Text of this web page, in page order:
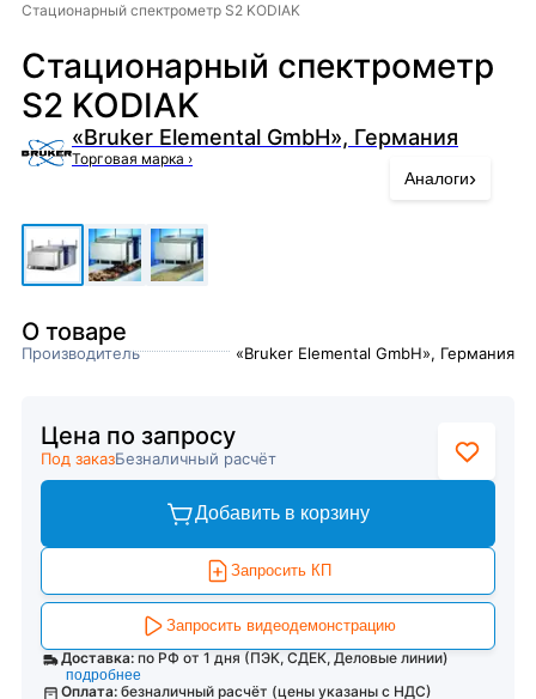
Стационарный спектрометр S2 KODIAK
Стационарный спектрометр
S2 KODIAK
«Bruker Elemental GmbH», Германия
Торговая марка ›
Аналоги›
О товаре
Производитель «Bruker Elemental GmbH», Германия
Цена по запросу
Под заказБезналичный расчёт
Добавить в корзину
Запросить КП
Запросить видеодемонстрацию
Доставка: по РФ от 1 дня (ПЭК, СДЕК, Деловые линии)
подробнее
Оплата: безналичный расчёт (цены указаны с НДС)